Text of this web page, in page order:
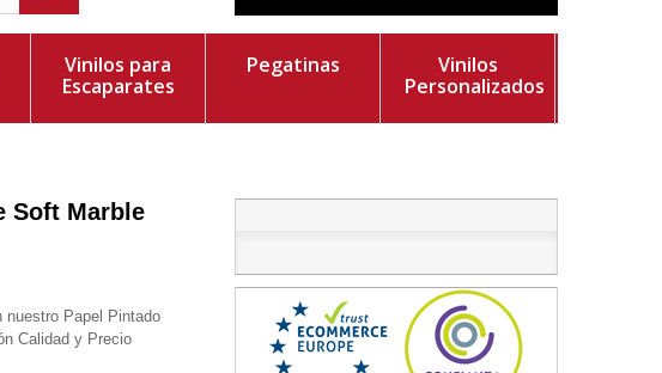
Vinilos para
Escaparates
Pegatinas
Vinilos
Personalizados
Soft Marble
nuestro Papel Pintado
Calidad y Precio